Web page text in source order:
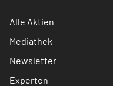
Alle Aktien
Mediathek
Newsletter
Experten